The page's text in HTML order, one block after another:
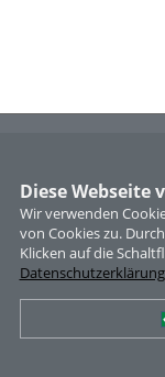
Diese Webseite
Wir verwenden
von Cookies zu.
Klicken auf die
Datenschutzerklärung